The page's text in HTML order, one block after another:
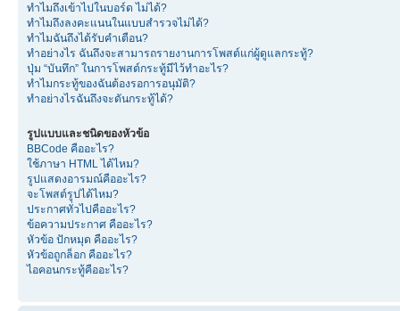
ทำไมถึงเข้าไปในบอร์ด ไม่ได้?
ทำไมถึงลงคะแนนในแบบสำรวจไม่ได้?
ทำไมฉันถึงได้รับคำเตือน?
ทำอย่างไร ฉันถึงจะสามารถรายงานการโพสต์แก่ผู้ดูแลกระทู้?
ปุ่ม “บันทึก” ในการโพสต์กระทู้มีไว้ทำอะไร?
ทำไมกระทู้ของฉันต้องรอการอนุมัติ?
ทำอย่างไรฉันถึงจะดันกระทู้ได้?
รูปแบบและชนิดของหัวข้อ
BBCode คืออะไร?
ใช้ภาษา HTML ได้ไหม?
รูปแสดงอารมณ์คืออะไร?
จะโพสต์รูปได้ไหม?
ประกาศทั่วไปคืออะไร?
ข้อความประกาศ คืออะไร?
หัวข้อ ปักหมุด คืออะไร?
หัวข้อถูกล็อก คืออะไร?
ไอคอนกระทู้คืออะไร?